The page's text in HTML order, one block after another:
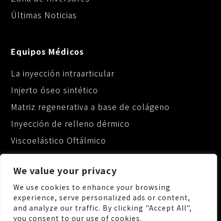
We value your privacy
We use cookies to enhance your browsing
experience, serve personalized ads or content,
and analyze our traffic. By clicking "Accept All",
you consent to our use of cookies.
Últimas Noticias
Equipos Médicos
La inyección intraarticular
Injerto óseo sintético
Matriz regenerativa a base de colágeno
Inyección de relleno dérmico
Viscoelástico Oftálmico
No.88, Keji 1st Rd., Guishan Dist., Taoyuan City